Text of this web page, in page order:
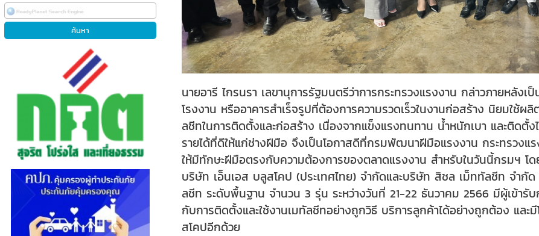
นายอารี ไกรนรา เลขานุการรัฐมนตรีว่าการกระทรวงแรงงาน กล่าวภายหลัง
โรงงาน หรืออาคารสำเร็จรูปที่ต้องการความรวดเร็วในงานก่อสร้าง นิยมใช้ผ
ลชีทในการติดตั้งและก่อสร้าง เนื่องจากแข็งแรงทนทาน น้ำหนักเบา และติดตั้
รายได้ที่ดีให้แก่ช่างฝีมือ จึงเป็นโอกาสดีที่กรมพัฒนาฝีมือแรงงาน กระทรวง
ให้มีทักษะฝีมือตรงกับความต้องการของตลาดแรงงาน สำหรับในวันนี้กรมฯ
บริษัท เอ็นเอส บลูสโคป (ประเทศไทย) จำกัดและบริษัท สิชล เม็ททัลชีท จำกั
ลชีท ระดับพื้นฐาน จำนวน 3 รุ่น ระหว่างวันที่ 21-22 ธันวาคม 2566 มีผู้เข้ารั
กับการติดตั้งและใช้งานเมทัลชีทอย่างถูกวิธี บริการลูกค้าได้อย่างถูกต้อง แล
สโคปอีกด้วย